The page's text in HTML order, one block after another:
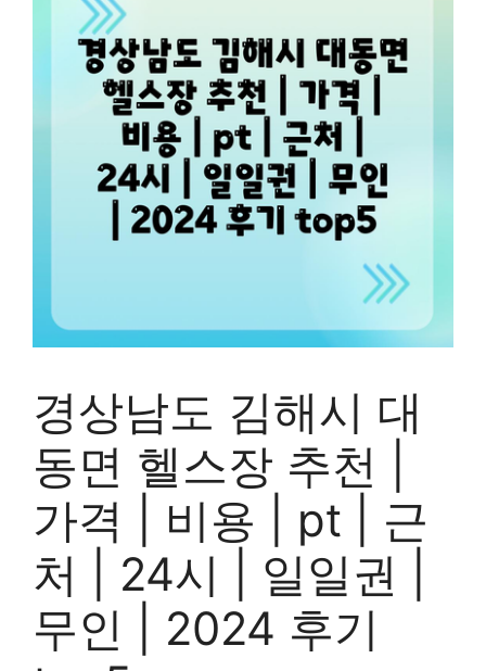
경상남도 김해시 대
동면 헬스장 추천 |
가격 | 비용 | pt | 근
처 | 24시 | 일일권 |
무인 | 2024 후기